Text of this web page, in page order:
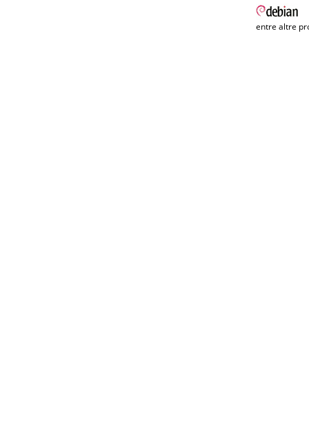
entre altre